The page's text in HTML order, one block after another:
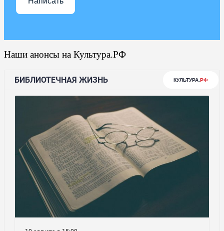
Наши анонсы на Культура.РФ